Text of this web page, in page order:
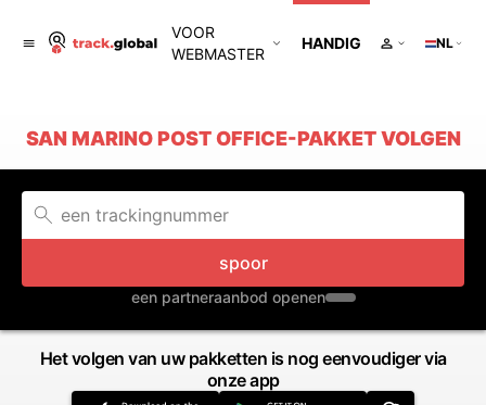
VOOR
WEBMASTER
HANDIG NL
SAN MARINO POST OFFICE-PAKKET VOLGEN
spoor
een partneraanbod openen
Het volgen van uw pakketten is nog eenvoudiger via
onze app